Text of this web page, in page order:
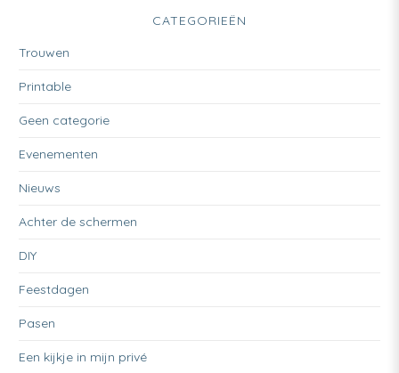
CATEGORIEËN
Trouwen
Printable
Geen categorie
Evenementen
Nieuws
Achter de schermen
DIY
Feestdagen
Pasen
Een kijkje in mijn privé